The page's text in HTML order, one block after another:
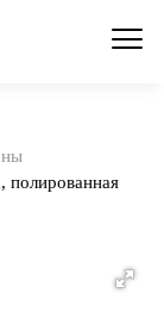
полированная